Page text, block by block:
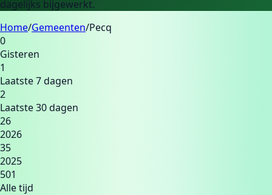
dagelijks bijgewerkt.
Home/Gemeenten/Pecq
0
Gisteren
1
Laatste 7 dagen
2
Laatste 30 dagen
26
2026
35
2025
501
Alle tijd